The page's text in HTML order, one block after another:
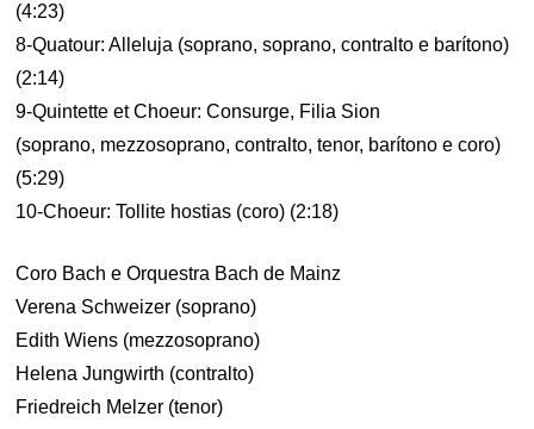
(4:23)
8-Quatour: Alleluja (soprano, soprano, contralto e barítono)
(2:14)
9-Quintette et Choeur: Consurge, Filia Sion
(soprano, mezzosoprano, contralto, tenor, barítono e coro)
(5:29)
10-Choeur: Tollite hostias (coro) (2:18)
Coro Bach e Orquestra Bach de Mainz
Verena Schweizer (soprano)
Edith Wiens (mezzosoprano)
Helena Jungwirth (contralto)
Friedreich Melzer (tenor)